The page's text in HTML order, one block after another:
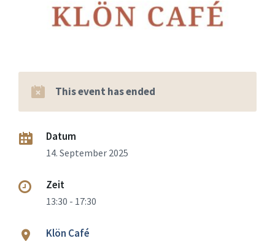
This event has ended
Datum
14. September 2025
Zeit
13:30 - 17:30
Klön Café